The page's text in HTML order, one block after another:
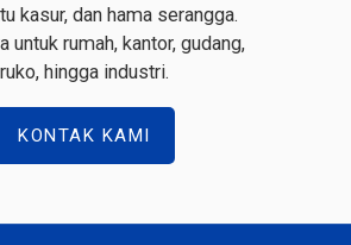
kasur, dan hama serangga.
untuk rumah, kantor, gudang,
ruko, hingga industri.
KONTAK KAMI